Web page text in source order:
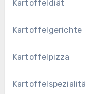
Kartoffeldiät
Kartoffelgerichte
Kartoffelpizza